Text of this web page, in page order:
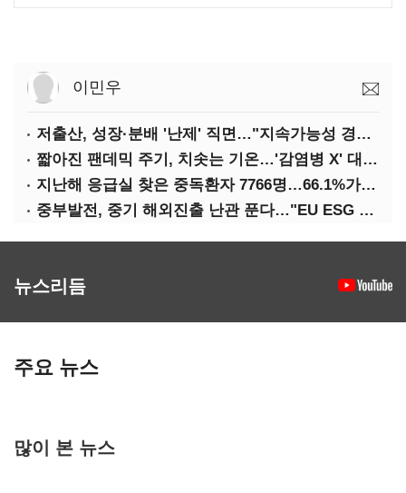
이민우
저출산, 성장·분배 '난제' 직면…"지속가능성 경고등"
짧아진 팬데믹 주기, 치솟는 기온…'감염병 X' 대비해야
지난해 응급실 찾은 중독환자 7766명…66.1%가 '의도적 중독'
중부발전, 중기 해외진출 난관 푼다…"EU ESG 실사 공동 대응"
뉴스리듬
주요 뉴스
많이 본 뉴스